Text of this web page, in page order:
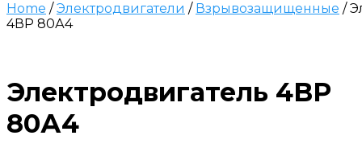
Home /Электродвигатели / Взрывозащищенные /
4ВР 80А4
Электродвигатель 4ВР
80А4